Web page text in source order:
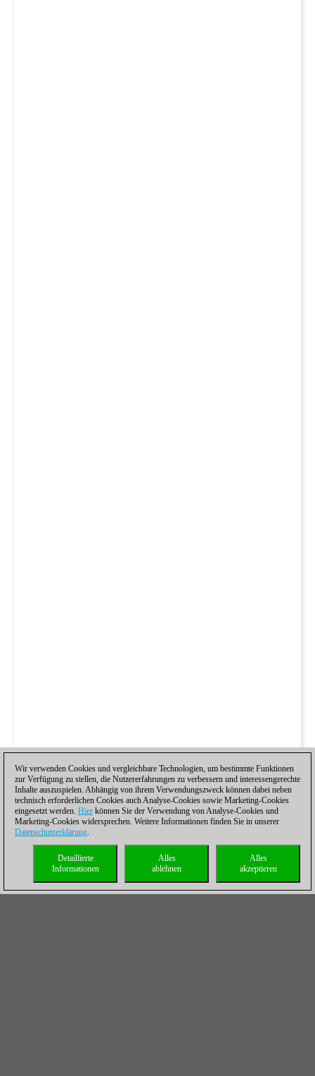
Wir verwenden Cookies und vergleichbare Technologien, um bestimmte Funktionen
zur Verfügung zu stellen, die Nutzererfahrungen zu verbessern und interessengerechte
Inhalte auszuspielen. Abhängig von ihrem Verwendungszweck können dabei neben
technisch erforderlichen Cookies auch Analyse-Cookies sowie Marketing-Cookies
eingesetzt werden. Hier können Sie der Verwendung von Analyse-Cookies und
Marketing-Cookies widersprechen. Weitere Informationen finden Sie in unserer
Datenschutzerklärung.
Alles
akzeptieren
Alles
ablehnen
Detaillierte
Informationen